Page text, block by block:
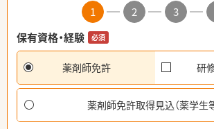
1 2 3
保有資格・経験
必須
薬剤師免許 研
薬剤師免許取得見込（薬学生